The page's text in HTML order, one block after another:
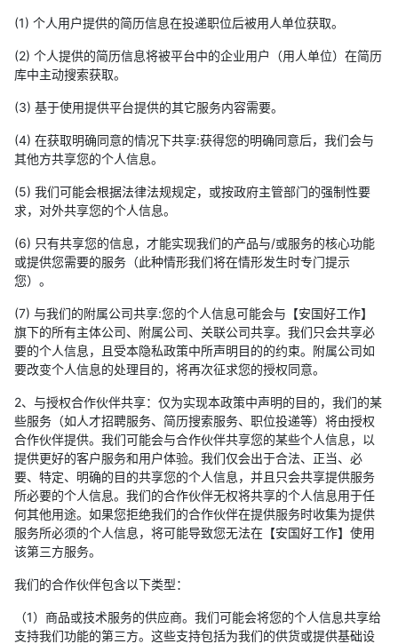
(1) 个人用户提供的简历信息在投递职位后被用人单位获取。
(2) 个人提供的简历信息将被平台中的企业用户（用人单位）在简历
库中主动搜索获取。
(3) 基于使用提供平台提供的其它服务内容需要。
(4) 在获取明确同意的情况下共享:获得您的明确同意后，我们会与
其他方共享您的个人信息。
(5) 我们可能会根据法律法规规定，或按政府主管部门的强制性要
求，对外共享您的个人信息。
(6) 只有共享您的信息，才能实现我们的产品与/或服务的核心功能
或提供您需要的服务（此种情形我们将在情形发生时专门提示
您）。
(7) 与我们的附属公司共享:您的个人信息可能会与【安国好工作】
旗下的所有主体公司、附属公司、关联公司共享。我们只会共享必
要的个人信息，且受本隐私政策中所声明目的的约束。附属公司如
要改变个人信息的处理目的，将再次征求您的授权同意。
2、与授权合作伙伴共享：仅为实现本政策中声明的目的，我们的某
些服务（如人才招聘服务、简历搜索服务、职位投递等）将由授权
合作伙伴提供。我们可能会与合作伙伴共享您的某些个人信息，以
提供更好的客户服务和用户体验。我们仅会出于合法、正当、必
要、特定、明确的目的共享您的个人信息，并且只会共享提供服务
所必要的个人信息。我们的合作伙伴无权将共享的个人信息用于任
何其他用途。如果您拒绝我们的合作伙伴在提供服务时收集为提供
服务所必须的个人信息，将可能导致您无法在【安国好工作】使用
该第三方服务。
我们的合作伙伴包含以下类型：
（1）商品或技术服务的供应商。我们可能会将您的个人信息共享给
支持我们功能的第三方。这些支持包括为我们的供货或提供基础设